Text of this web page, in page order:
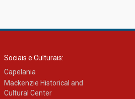
Sociais e Culturais:
Capelania
Mackenzie Historical and
Cultural Center